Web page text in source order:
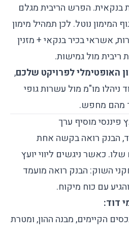
בנקאית. הפרש הריבית מגלם
המימון נוטל. לכן תמהיל מימון
אשראי בכיר בנקאי + מזנין
ריבית מול גמישות.
האופטימלי לפרויקט שלכם,
ורמי דוד ניהלו מו"מ מול עשרות גופי
מהם מחפש.
פיננסי מוסיף ערך
הבנק רואה בקשה אחת
כאשר ניגשים ליווי יועץ
השוק: הבנק רואה מועמד
עם כוח מיקוח.
דוד:
הקיימים, מבנה ההון, ומטרת